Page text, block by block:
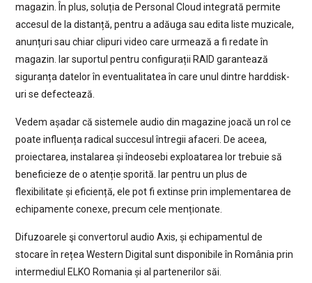
magazin. În plus, soluția de Personal Cloud integrată permite
accesul de la distanță, pentru a adăuga sau edita liste muzicale,
anunțuri sau chiar clipuri video care urmează a fi redate în
magazin. Iar suportul pentru configurații RAID garantează
siguranța datelor în eventualitatea în care unul dintre harddisk-
uri se defectează.
Vedem așadar că sistemele audio din magazine joacă un rol ce
poate influența radical succesul întregii afaceri. De aceea,
proiectarea, instalarea și îndeosebi exploatarea lor trebuie să
beneficieze de o atenție sporită. Iar pentru un plus de
flexibilitate și eficiență, ele pot fi extinse prin implementarea de
echipamente conexe, precum cele menționate.
Difuzoarele şi convertorul audio Axis, și echipamentul de
stocare în rețea Western Digital sunt disponibile în România prin
intermediul ELKO Romania și al partenerilor săi.